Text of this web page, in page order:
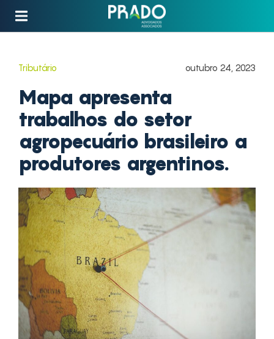
Tributário outubro 24, 2023
Mapa apresenta
trabalhos do setor
agropecuário brasileiro a
produtores argentinos.